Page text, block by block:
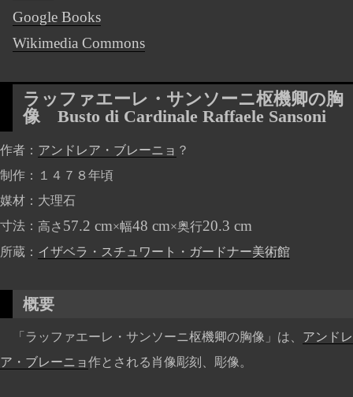
Google Books
Wikimedia Commons
ラッファエーレ・サンソーニ枢機卿の胸
像 Busto di Cardinale Raffaele Sansoni
作者 アンドレア・ブレーニョ ？
制作
１４７８年頃
媒材
大理石
寸法
高さ 57.2 cm×幅48 cm×奥行20.3 cm
所蔵 イザベラ・スチュワート・ガードナー美術館
概要
「ラッファエーレ・サンソーニ枢機卿の胸像」は、 アンドレ
ア・ブレーニョ作とされる肖像彫刻、彫像。